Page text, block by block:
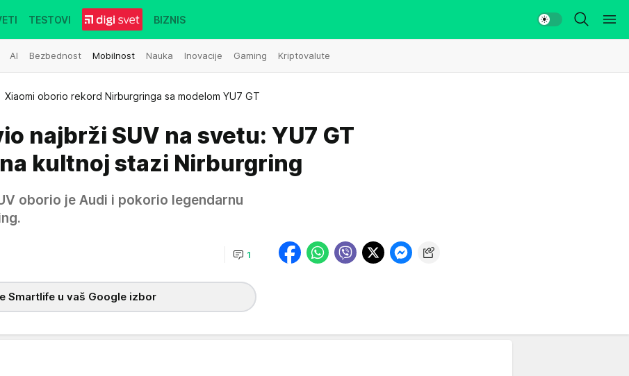
AI Bezbednost Mobilnost Nauka Inovacije Gaming Kriptovalute
TESTOVI BIZNIS
Xiaomi oborio rekord Nirburgringa sa modelom YU7 GT
najbrži SUV na svetu: YU7 GT
kultnoj stazi Nirburgring
oborio je Audi i pokorio legendarnu
1
Smartlife u vaš Google izbor